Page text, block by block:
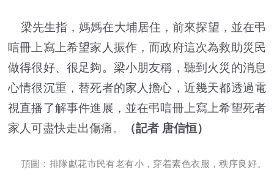
梁先生指，媽媽在大埔居住，前來探望，並在弔
唁冊上寫上希望家人振作，而政府這次為救助災民
做得很好、很足夠。梁小朋友稱，聽到火災的消息
心情很沉重，替死者的家人擔心，近幾天都透過電
視直播了解事件進展，並在弔唁冊上寫上希望死者
家人可盡快走出傷痛。
（記者 唐信恒）
頂圖：排隊獻花市民有老有小，穿着素色衣服，秩序良好。